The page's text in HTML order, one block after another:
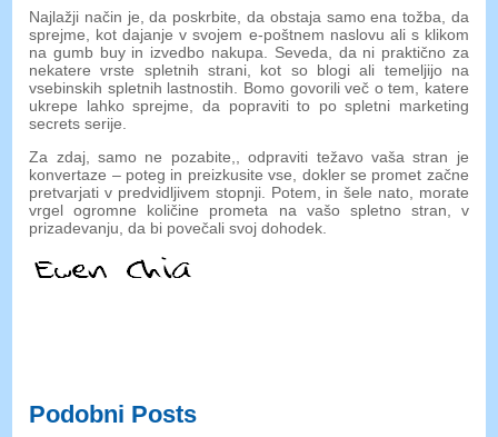
Najlažji način je, da poskrbite, da obstaja samo ena tožba, da
sprejme, kot dajanje v svojem e-poštnem naslovu ali s klikom
na gumb buy in izvedbo nakupa. Seveda, da ni praktično za
nekatere vrste spletnih strani, kot so blogi ali temeljijo na
vsebinskih spletnih lastnostih. Bomo govorili več o tem, katere
ukrepe lahko sprejme, da popraviti to po spletni marketing
secrets serije.
Za zdaj, samo ne pozabite,, odpraviti težavo vaša stran je
konvertaze – poteg in preizkusite vse, dokler se promet začne
pretvarjati v predvidljivem stopnji. Potem, in šele nato, morate
vrgel ogromne količine prometa na vašo spletno stran, v
prizadevanju, da bi povečali svoj dohodek.
Podobni Posts